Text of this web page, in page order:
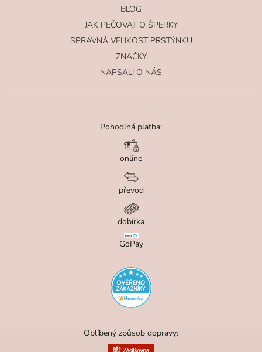
BLOG
JAK PEČOVAT O ŠPERKY
SPRÁVNÁ VELIKOST PRSTÝNKU
ZNAČKY
NAPSALI O NÁS
Pohodlná platba:
online
převod
dobírka
GoPay
Oblíbený způsob dopravy: